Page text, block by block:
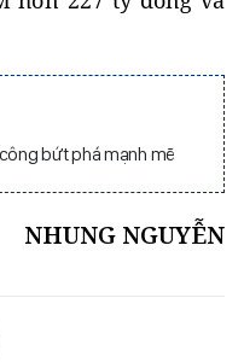
bứt phá mạnh mẽ
NHUNG NGUYỄN